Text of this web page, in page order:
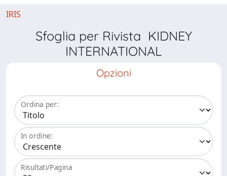
IRIS
Sfoglia per Rivista KIDNEY
INTERNATIONAL
Opzioni
Ordina per:
In ordine:
Risultati/Pagina